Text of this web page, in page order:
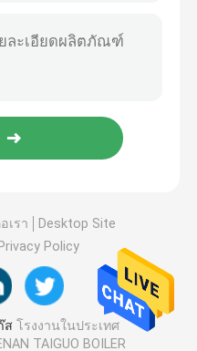
เรา
Desktop Site
Privacy Policy
ส โรงงานในประเทศ
TAIGUO BOILER